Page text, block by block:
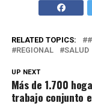
RELATED TOPICS:
REGIONAL
SALUD
UP NEXT
Más de 1.700
trabajo conjunto